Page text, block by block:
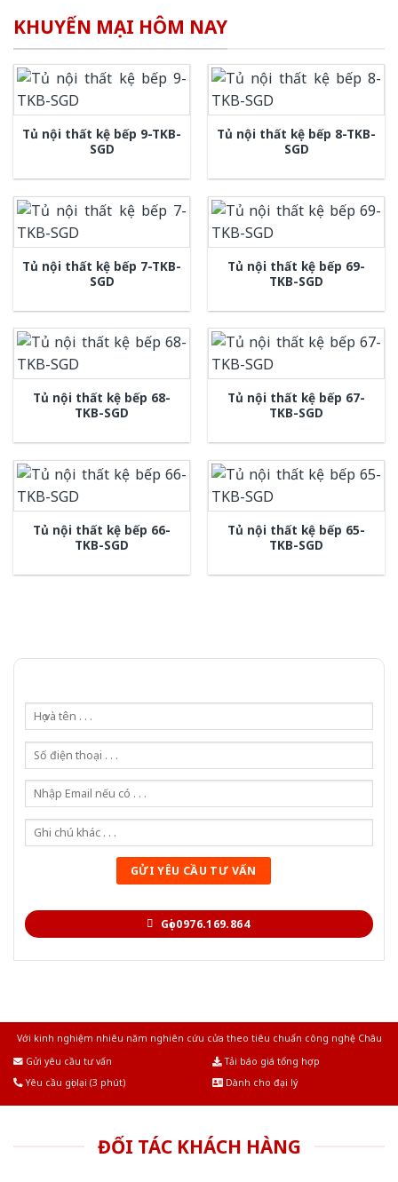
KHUYẾN MẠI HÔM NAY
Tủ nội thất kệ bếp 9-TKB-
SGD
Tủ nội thất kệ bếp 8-TKB-
SGD
Tủ nội thất kệ bếp 7-TKB-
SGD
Tủ nội thất kệ bếp 69-
TKB-SGD
Tủ nội thất kệ bếp 68-
TKB-SGD
Tủ nội thất kệ bếp 67-
TKB-SGD
Tủ nội thất kệ bếp 66-
TKB-SGD
Tủ nội thất kệ bếp 65-
TKB-SGD
Gọi 0976.169.864
Với kinh nghiệm nhiêu năm nghiên cứu cửa theo tiêu chuẩn công nghệ Châu
Gửi yêu cầu tư vấn
Tải báo giá tổng hợp
Yêu cầu gọi lại (3 phút)
Dành cho đại lý
ĐỐI TÁC KHÁCH HÀNG